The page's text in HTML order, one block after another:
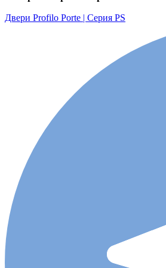
Двери Profilo Porte | Серия PS